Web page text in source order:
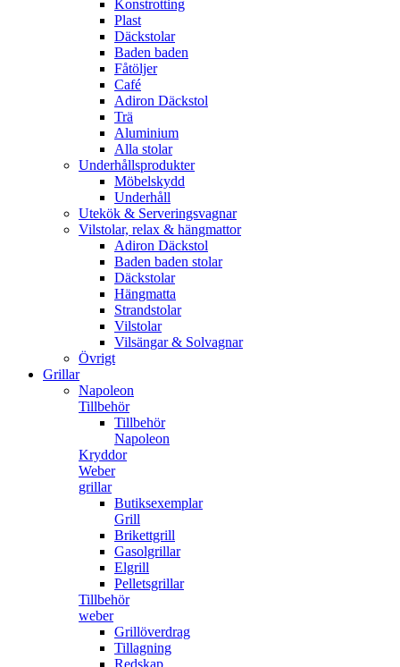
Konstrotting
Plast
Däckstolar
Baden baden
Fåtöljer
Café
Adiron Däckstol
Trä
Aluminium
Alla stolar
Underhållsprodukter
Möbelskydd
Underhåll
Utekök & Serveringsvagnar
Vilstolar, relax & hängmattor
Adiron Däckstol
Baden baden stolar
Däckstolar
Hängmatta
Strandstolar
Vilstolar
Vilsängar & Solvagnar
Övrigt
Grillar
Napoleon
Tillbehör
Tillbehör
Napoleon
Kryddor
Weber
grillar
Butiksexemplar
Grill
Brikettgrill
Gasolgrillar
Elgrill
Pelletsgrillar
Tillbehör
weber
Grillöverdrag
Tillagning
Redskap